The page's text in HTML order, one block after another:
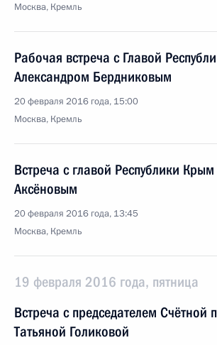
Москва, Кремль
Рабочая встреча с Главой
Александром Бердниковым
20 февраля 2016 года, 15:00
Москва, Кремль
Встреча с главой Республики
Аксёновым
20 февраля 2016 года, 13:45
Москва, Кремль
19 февраля 2016 года, пятница
Встреча с председателем Счётной
Татьяной Голиковой